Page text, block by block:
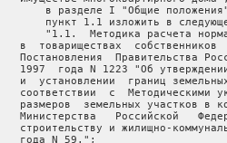
в разделе I "Общие
пункт 1.1 изложить в
"1.1.  Методика расчета
в  товариществах  собственников
Постановления  Правительства
1997  года N 1223 "Об
и  установлении  границ
соответствии  с  Методическими
размеров  земельных участков в
Министерства   Российской
строительству и жилищно-
   года N 59.";